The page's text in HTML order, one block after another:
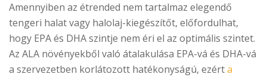
Amennyiben az étrended nem tartalmaz elegendő
tengeri halat vagy halolaj-kiegészítőt, előfordulhat,
hogy EPA és DHA szintje nem éri el az optimális szintet.
Az ALA növényekből való átalakulása EPA-vá és DHA-vá
a szervezetben korlátozott hatékonyságú, ezérta